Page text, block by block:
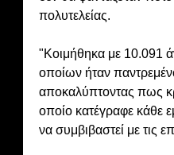
πολυτελείας.
"Κοιμήθηκα με 10.091
οποίων ήταν
αποκαλύπτοντας πως
οποίο κατέγραφε κάθε
να συμβιβαστεί με τις